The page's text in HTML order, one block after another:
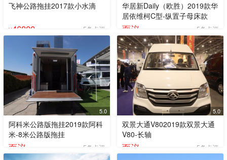
飞神公路拖挂2017款小水滴
¥46800 5条点评
华居新Daily（欧胜）2019款华
居依维柯C型-纵置子母床款
面议 5条点评
5.0
阿科米公路版拖挂2019款阿科
米-8米公路版拖挂
面议 5条点评
5.0
双景大通V802019款双景大通
V80-长轴
面议 5条点评